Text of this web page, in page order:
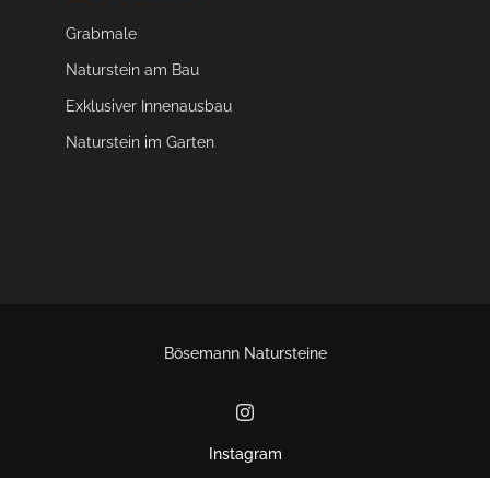
Grabmale
Naturstein am Bau
Exklusiver Innenausbau
Naturstein im Garten
Bösemann Natursteine
Instagram